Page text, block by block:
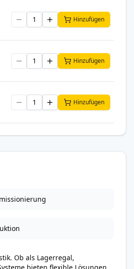
Hinzufügen
Hinzufügen
Hinzufügen
Ob als Lagerregal,